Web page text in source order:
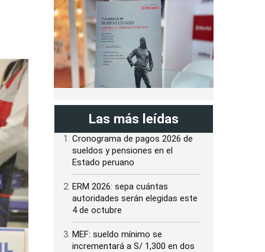
Las más leídas
Cronograma de pagos 2026 de
sueldos y pensiones en el
Estado peruano
ERM 2026: sepa cuántas
autoridades serán elegidas este
4 de octubre
MEF: sueldo mínimo se
incrementará a S/ 1,300 en dos